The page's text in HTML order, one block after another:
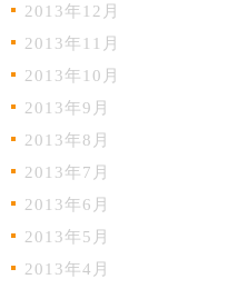
2013年12月
2013年11月
2013年10月
2013年9月
2013年8月
2013年7月
2013年6月
2013年5月
2013年4月